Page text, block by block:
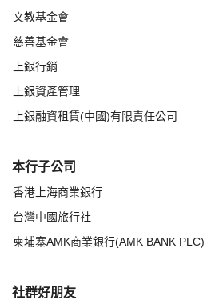
文教基金會
慈善基金會
上銀行銷
上銀資產管理
上銀融資租賃(中國)有限責任公司
本行子公司
香港上海商業銀行
台灣中國旅行社
柬埔寨AMK商業銀行(AMK BANK PLC)
社群好朋友